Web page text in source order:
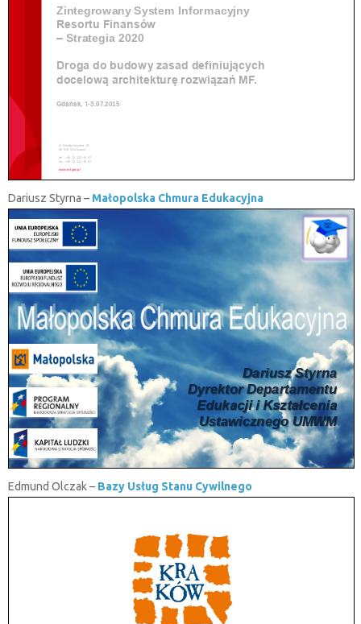
Dariusz Styrna – Małopolska Chmura Edukacyjna
Edmund Olczak – Bazy Usług Stanu Cywilnego